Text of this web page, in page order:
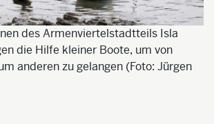
des Armenviertelstadtteils Isla
die Hilfe kleiner Boote, um von
anderen zu gelangen (Foto: Jürgen